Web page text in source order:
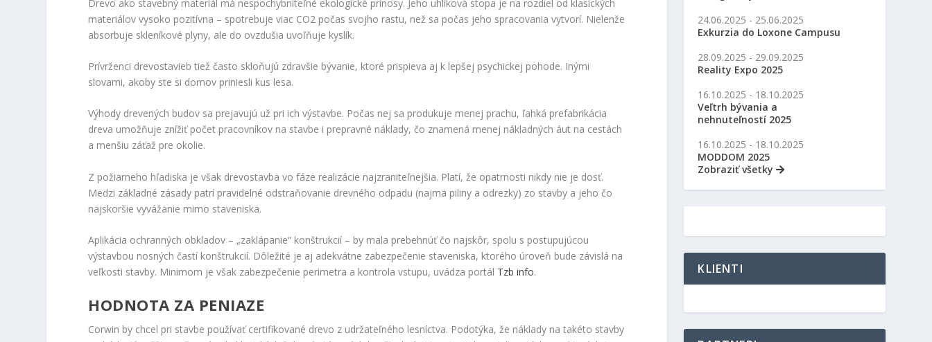
Drevo ako stavebný materiál má nespochybniteľné ekologické prínosy. Jeho uhlíková stopa je na rozdiel od klasických
materiálov vysoko pozitívna – spotrebuje viac CO2 počas svojho rastu, než sa počas jeho spracovania vytvorí. Nielenže
absorbuje skleníkové plyny, ale do ovzdušia uvoľňuje kyslík.
Prívrženci drevostavieb tiež často skloňujú zdravšie bývanie, ktoré prispieva aj k lepšej psychickej pohode. Inými
slovami, akoby ste si domov priniesli kus lesa.
Výhody drevených budov sa prejavujú už pri ich výstavbe. Počas nej sa produkuje menej prachu, ľahká prefabrikácia
dreva umožňuje znížiť počet pracovníkov na stavbe i prepravné náklady, čo znamená menej nákladných áut na cestách
a menšiu záťaž pre okolie.
Z požiarneho hľadiska je však drevostavba vo fáze realizácie najzraniteľnejšia. Platí, že opatrnosti nikdy nie je dosť.
Medzi základné zásady patrí pravidelné odstraňovanie drevného odpadu (najmä piliny a odrezky) zo stavby a jeho čo
najskoršie vyvážanie mimo staveniska.
Aplikácia ochranných obkladov – „zaklápanie“ konštrukcií – by mala prebehnúť čo najskôr, spolu s postupujúcou
výstavbou nosných častí konštrukcií. Dôležité je aj adekvátne zabezpečenie staveniska, ktorého úroveň bude závislá na
veľkosti stavby. Minimom je však zabezpečenie perimetra a kontrola vstupu, uvádza portál Tzb info.
HODNOTA ZA PENIAZE
Corwin by chcel pri stavbe používať certifikované drevo z udržateľného lesníctva. Podotýka, že náklady na takéto stavby
24.06.2025 - 25.06.2025
Exkurzia do Loxone Campusu
28.09.2025 - 29.09.2025
Reality Expo 2025
16.10.2025 - 18.10.2025
Veľtrh bývania a
nehnuteľností 2025
16.10.2025 - 18.10.2025
MODDOM 2025
Zobraziť všetky
KLIENTI